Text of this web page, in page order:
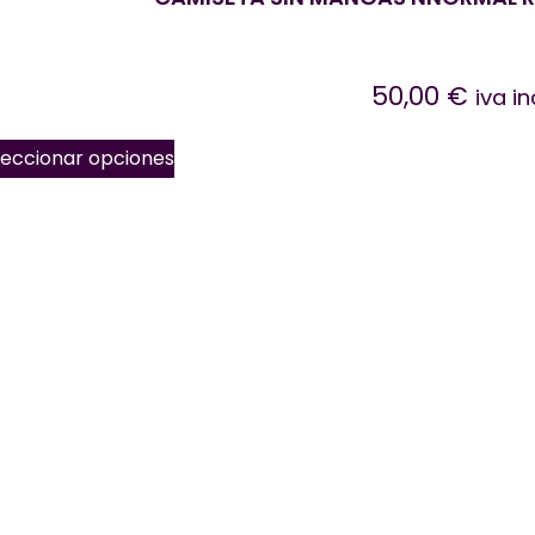
50,00 € iva
opciones